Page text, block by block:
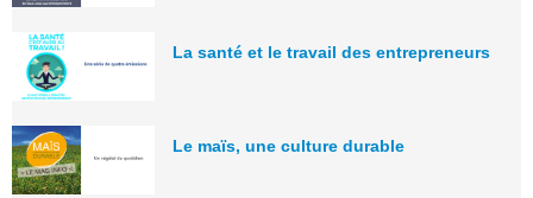
La santé et le travail des entrepreneurs
Le maïs, une culture durable